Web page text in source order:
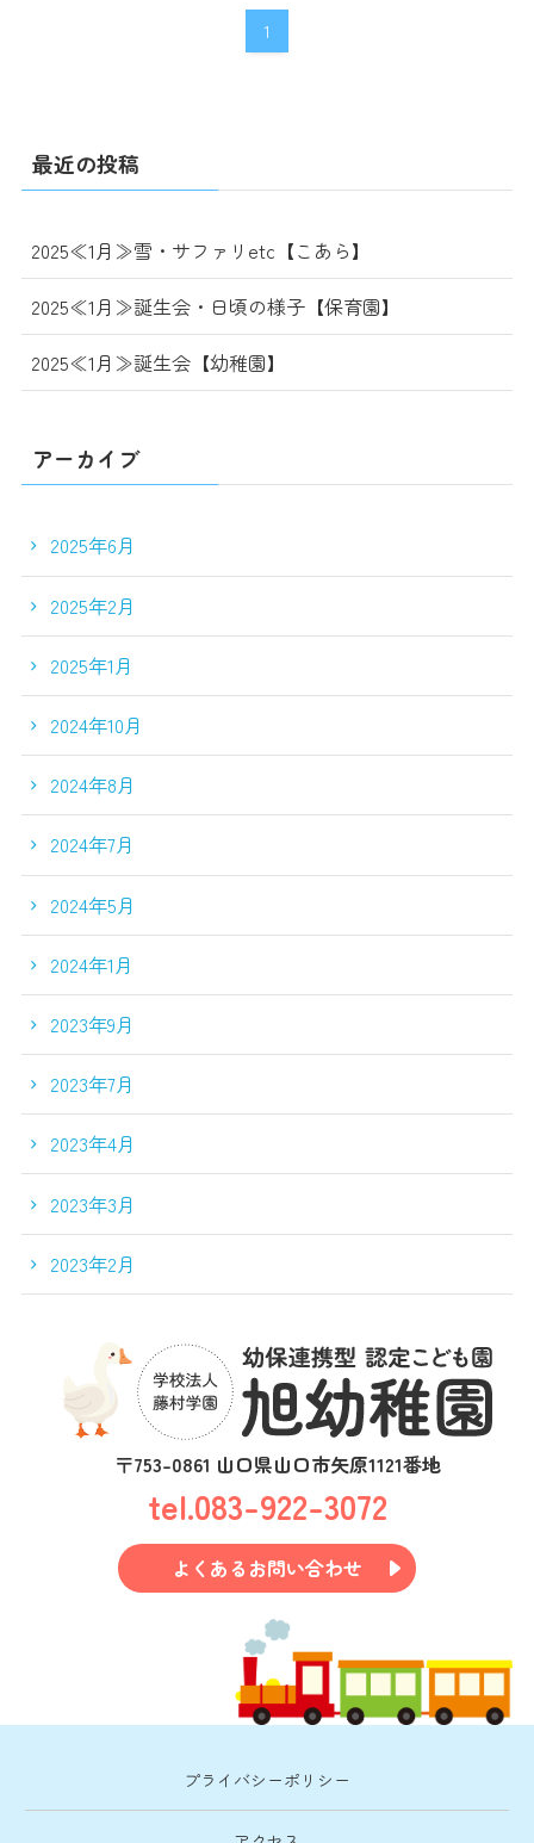
1
最近の投稿
2025≪1月≫雪・サファリetc【こあら】
2025≪1月≫誕生会・日頃の様子【保育園】
2025≪1月≫誕生会【幼稚園】
アーカイブ
2025年6月
2025年2月
2025年1月
2024年10月
2024年8月
2024年7月
2024年5月
2024年1月
2023年9月
2023年7月
2023年4月
2023年3月
2023年2月
〒753-0861 山口県山口市矢原1121番地
tel.083-922-3072
よくあるお問い合わせ
プライバシーポリシー